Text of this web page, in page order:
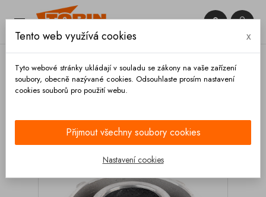
 

Tento web využívá cookies x
Tyto webové stránky ukládají v souladu se zákony na vaše zařízení
soubory, obecně nazývané cookies. Odsouhlaste prosím nastavení
cookies souborů pro použití webu.
Přijmout všechny soubory cookies
Nastavení cookies